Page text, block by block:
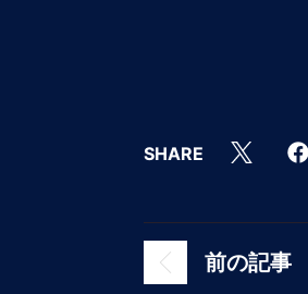
SHARE
前の記事